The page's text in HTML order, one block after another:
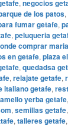
, negocios
de los patos,
fumar getafe,
, peluqueria
comprar
en getafe, plaza
, quedadsa
, relajate getafe,
italiano getafe,
yerba getafe,
, semillas getafe,
, talleres getafe,